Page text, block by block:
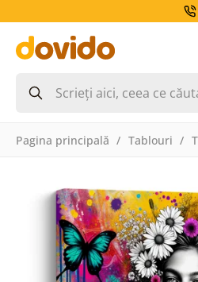
Pagina principală Tablouri